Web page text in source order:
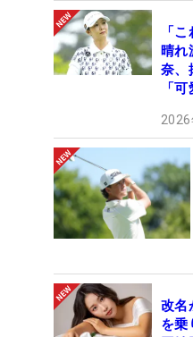
「
晴れ
奈、
「
改名
を乗